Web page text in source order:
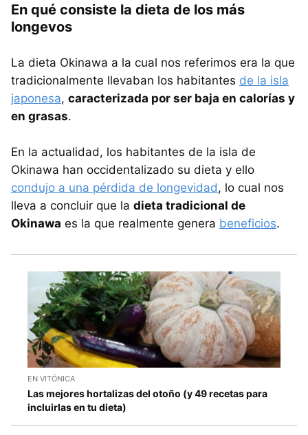
En qué consiste la dieta de los más
longevos
La dieta Okinawa a la cual nos referimos era la que
tradicionalmente llevaban los habitantes de la isla
japonesa, caracterizada por ser baja en calorías y
en grasas.
En la actualidad, los habitantes de la isla de
Okinawa han occidentalizado su dieta y ello
condujo a una pérdida de longevidad, lo cual nos
lleva a concluir que la dieta tradicional de
Okinawa es la que realmente genera beneficios.
EN VITÓNICA
Las mejores hortalizas del otoño (y 49 recetas para
incluirlas en tu dieta)